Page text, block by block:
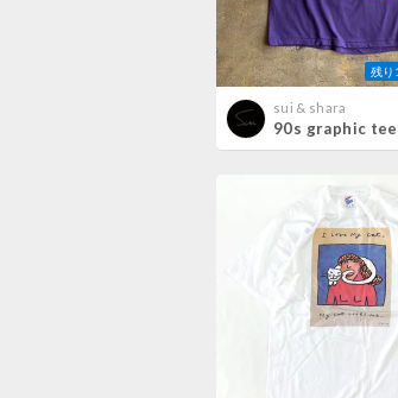
残り
sui & shara
90s graphic tee